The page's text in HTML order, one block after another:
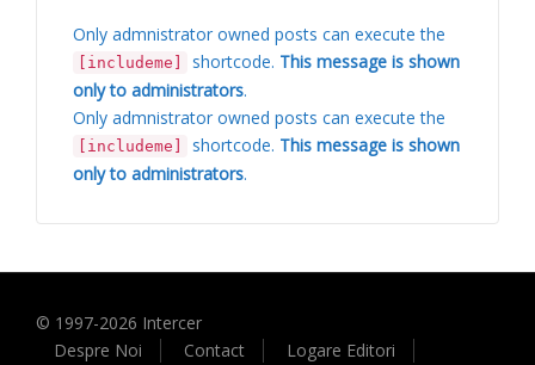
Only admnistrator owned posts can execute the
[includeme] shortcode. This message is shown
only to administrators.
Only admnistrator owned posts can execute the
[includeme] shortcode. This message is shown
only to administrators.
© 1997-2026 Intercer
Despre Noi
Contact Logare Editori